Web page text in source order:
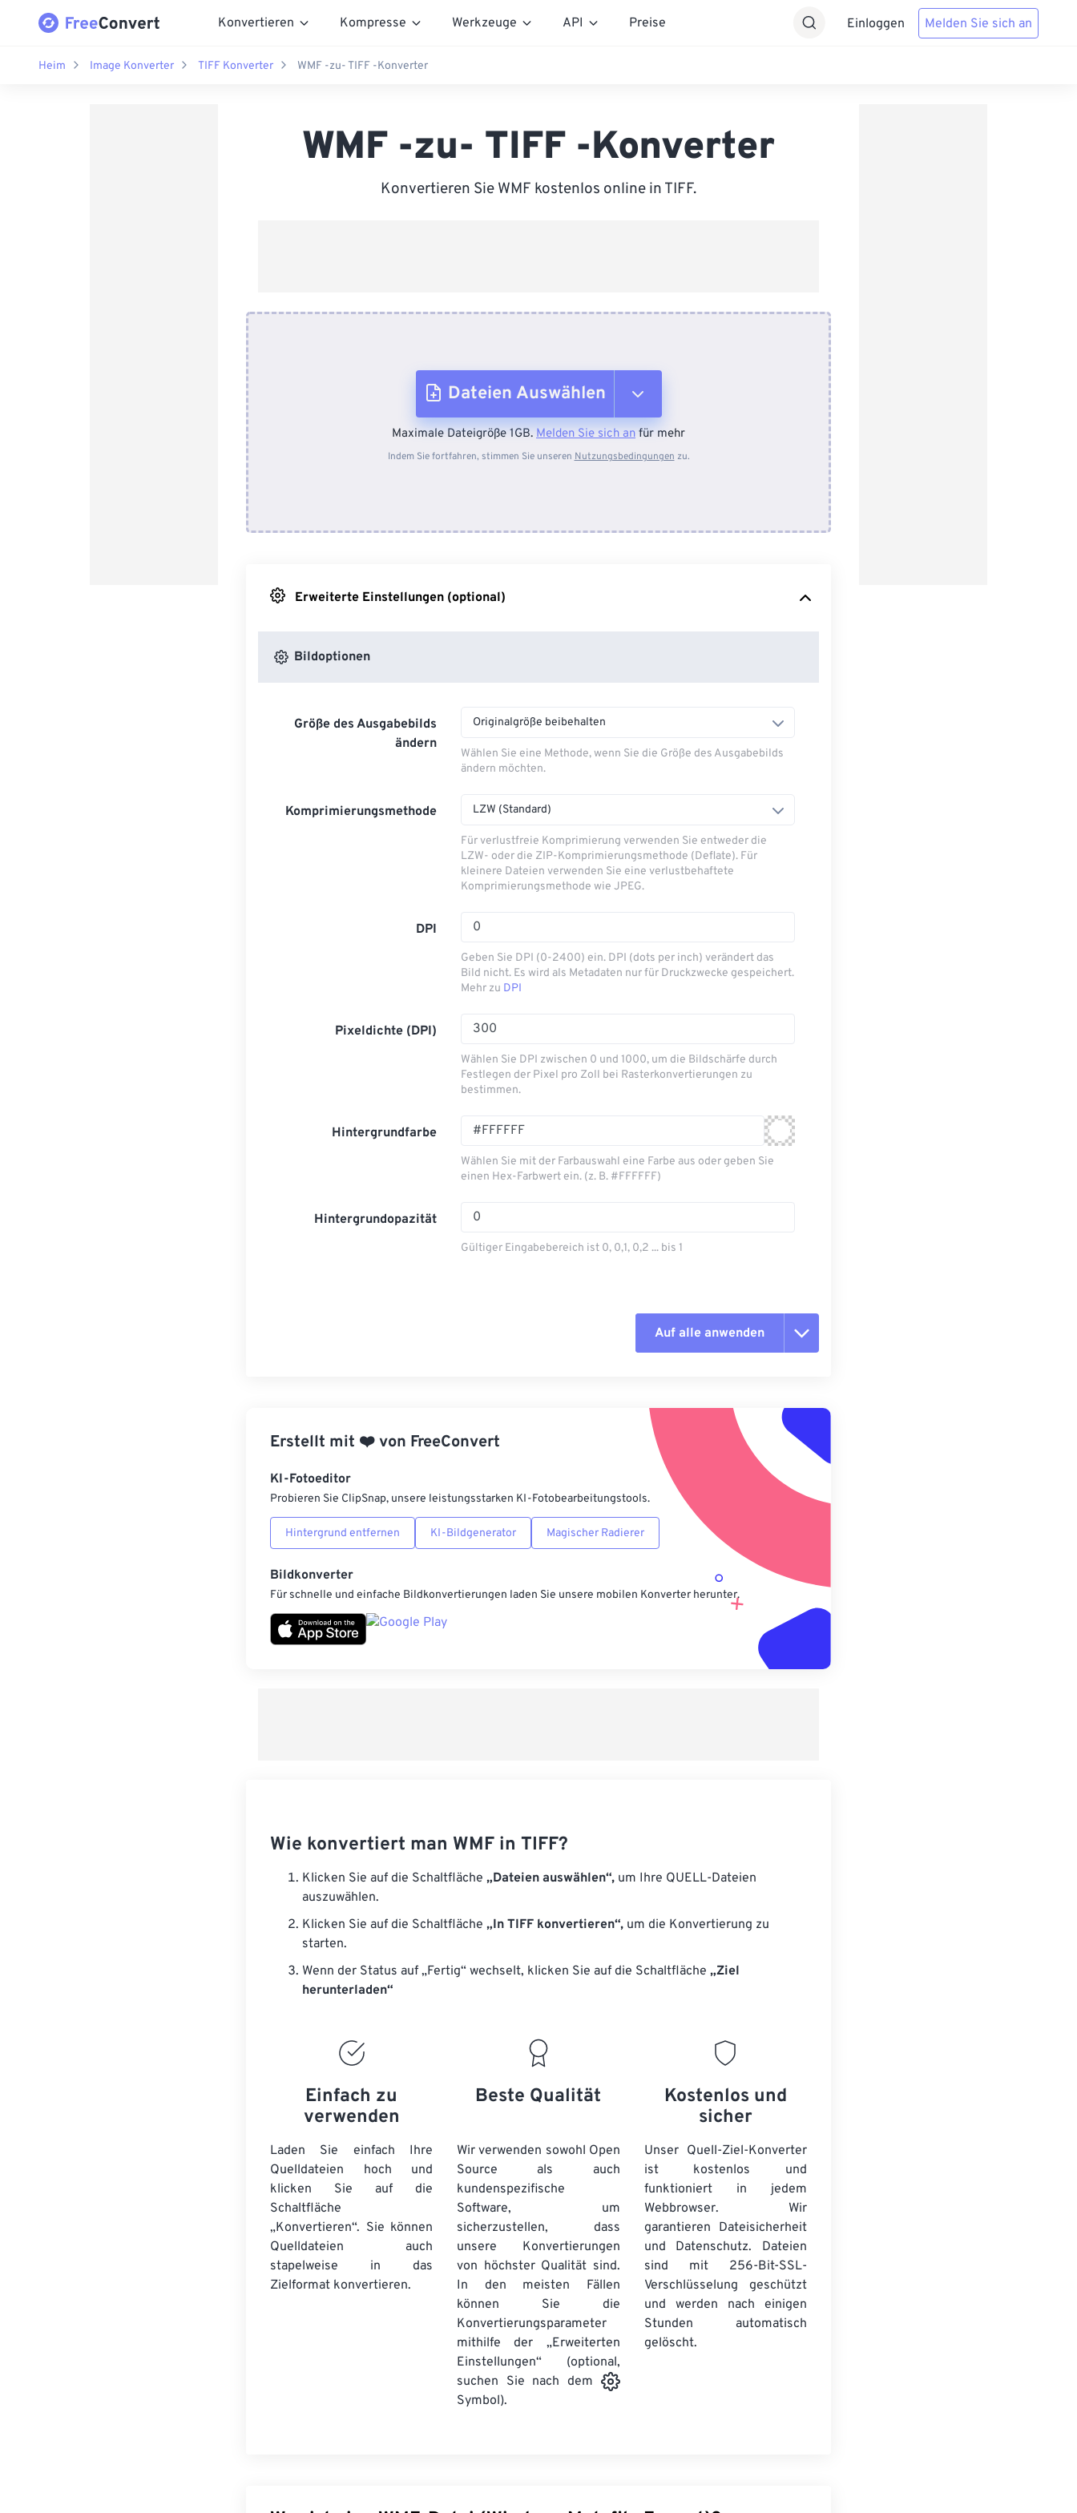
Konvertieren Kompresse Werkzeuge API Preise Einloggen Melden Sie sich an
Heim Image Konverter TIFF Konverter WMF -zu- TIFF -Konverter
WMF -zu- TIFF -Konverter
Konvertieren Sie WMF kostenlos online in TIFF.
Dateien Auswählen
Vom Gerät
Maximale Dateigröße 1GB. Melden Sie sich an für mehr
Indem Sie fortfahren, stimmen Sie unseren Nutzungsbedingungen zu.
Erweiterte Einstellungen (optional)
Bildoptionen
Größe des Ausgabebilds
ändern
Originalgröße beibehalten
Wählen Sie eine Methode, wenn Sie die Größe des Ausgabebilds
ändern möchten.
Komprimierungsmethode LZW (Standard)
Für verlustfreie Komprimierung verwenden Sie entweder die
LZW- oder die ZIP-Komprimierungsmethode (Deflate). Für
kleinere Dateien verwenden Sie eine verlustbehaftete
Komprimierungsmethode wie JPEG.
DPI
Geben Sie DPI (0-2400) ein. DPI (dots per inch) verändert das
Bild nicht. Es wird als Metadaten nur für Druckzwecke gespeichert.
Mehr zu DPI
Pixeldichte (DPI)
Wählen Sie DPI zwischen 0 und 1000, um die Bildschärfe durch
Festlegen der Pixel pro Zoll bei Rasterkonvertierungen zu
bestimmen.
Hintergrundfarbe
Wählen Sie mit der Farbauswahl eine Farbe aus oder geben Sie
einen Hex-Farbwert ein. (z. B. #FFFFFF)
Hintergrundopazität
Gültiger Eingabebereich ist 0, 0,1, 0,2 ... bis 1
Auf alle anwenden
Aus Vorgabe anwenden
Als Vorgabe speichern
Erstellt mit ❤️von FreeConvert
KI-Fotoeditor
Probieren Sie ClipSnap, unsere leistungsstarken KI-Fotobearbeitungstools.
Hintergrund entfernen KI-Bildgenerator Magischer Radierer
Bildkonverter
Für schnelle und einfache Bildkonvertierungen laden Sie unsere mobilen Konverter herunter.
Wie konvertiert man WMF in TIFF?
Klicken Sie auf die Schaltfläche „Dateien auswählen“, um Ihre QUELL-Dateien
auszuwählen.
Klicken Sie auf die Schaltfläche „In TIFF konvertieren“, um die Konvertierung zu
starten.
Wenn der Status auf „Fertig“ wechselt, klicken Sie auf die Schaltfläche „Ziel
herunterladen“
Einfach zu
verwenden
Laden Sie einfach Ihre
Quelldateien hoch und
klicken Sie auf die
Schaltfläche
„Konvertieren“. Sie können
Quelldateien auch
stapelweise in das
Zielformat konvertieren.
Beste Qualität
Wir verwenden sowohl Open
Source als auch
kundenspezifische
Software, um
sicherzustellen, dass
unsere Konvertierungen
von höchster Qualität sind.
In den meisten Fällen
können Sie die
Konvertierungsparameter
mithilfe der „Erweiterten
Einstellungen“ (optional,
suchen Sie nach dem
Symbol).
Kostenlos und
sicher
Unser Quell-Ziel-Konverter
ist kostenlos und
funktioniert in jedem
Webbrowser. Wir
garantieren Dateisicherheit
und Datenschutz. Dateien
sind mit 256-Bit-SSL-
Verschlüsselung geschützt
und werden nach einigen
Stunden automatisch
gelöscht.